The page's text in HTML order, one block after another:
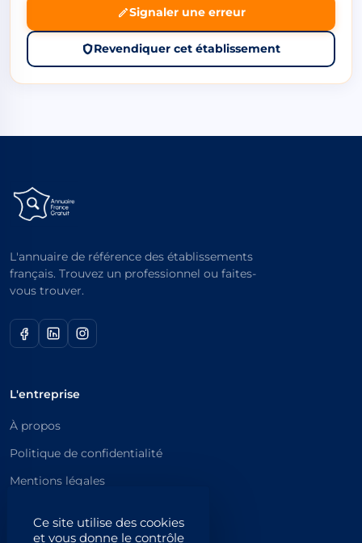
Ce site utilise des cookies
et vous donne le contrôle
Signaler une erreur
Revendiquer cet établissement
L'annuaire de référence des établissements
français. Trouvez un professionnel ou faites-
vous trouver.
L'entreprise
À propos
Politique de confidentialité
Mentions légales
Catégories principales